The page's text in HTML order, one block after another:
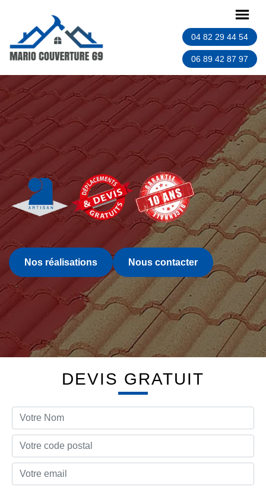
04 82 29 44 54
06 89 42 87 97
Nos réalisations Nous contacter
DEVIS GRATUIT